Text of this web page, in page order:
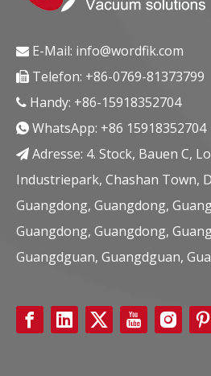
Wordfik ZSV -Serie Klauen Vakuumpumpen
 E-Mail: info@wordfik.com
 Telefon: +86-0769-81373799
 Handy: +86-15918352704
 WhatsApp: +86 15918352704
 Adresse: 4. Stock, Bauen C,
Industriepark, Chashan Town,
Guangdong, Guangdong,
Guangdong, Guangdong,
Guangdguan, Guangdguan,